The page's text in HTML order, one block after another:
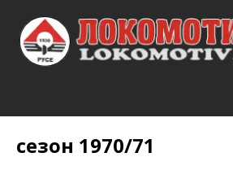
сезон 1970/71